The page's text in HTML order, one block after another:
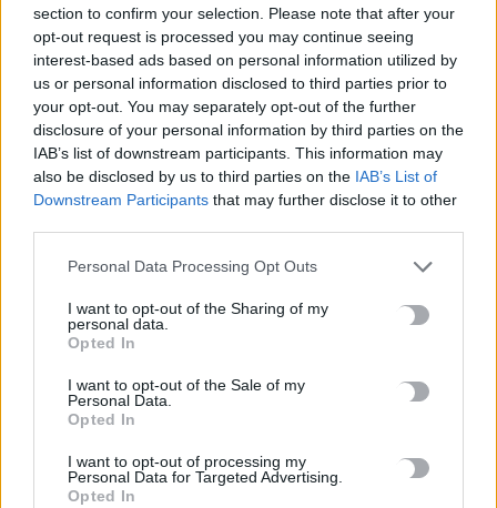
section to confirm your selection. Please note that after your
opt-out request is processed you may continue seeing
interest-based ads based on personal information utilized by
us or personal information disclosed to third parties prior to
your opt-out. You may separately opt-out of the further
disclosure of your personal information by third parties on the
IAB’s list of downstream participants. This information may
also be disclosed by us to third parties on the IAB’s List of
Downstream Participants that may further disclose it to other
Personal Data Processing Opt Outs
I want to opt-out of the Sharing of my
personal data.
Opted In
I want to opt-out of the Sale of my
Personal Data.
Opted In
I want to opt-out of processing my
Personal Data for Targeted Advertising.
Opted In
ξεπαγώσει το έργο
6 Αυγούστου, 2026
Πτώση στις τιμές του πετρελαίου εν μέσω προσδοκιών για
αποκατάσταση της ναυσιπλοΐας στα Στενά του Ορμούζ
6 Αυγούστου, 2026
Κυψέλη: Απολογείται ο 26χρονος για τη δολοφονία της
38χρονης Βρετανίδας – Επιμένει ότι είναι αθώος
6 Αυγούστου, 2026
Πετρελαιοφόρο δεξαμενόπλοιο αναφέρει εκρήξεις στο στενό
του Ορμούζ
6 Αυγούστου, 2026
κατηγορείται για συμμετοχή στη φονική επίθεση
6 Αυγούστου, 2026